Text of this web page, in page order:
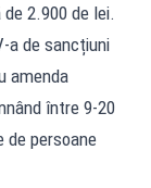
2.900 de lei.
a de sancțiuni
amenda
între 9-20
de persoane